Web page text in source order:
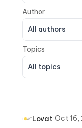
All authors
All topics
Lovat·Oct 16,